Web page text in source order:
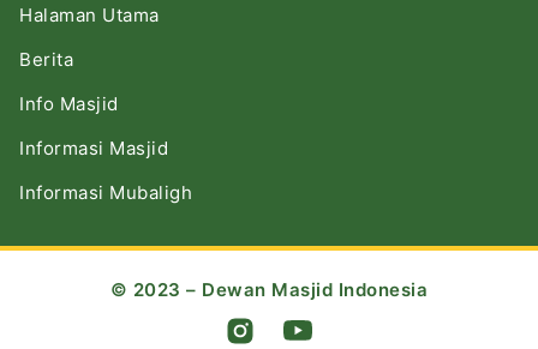
Halaman Utama
Berita
Info Masjid
Informasi Masjid
Informasi Mubaligh
© 2023 – Dewan Masjid Indonesia